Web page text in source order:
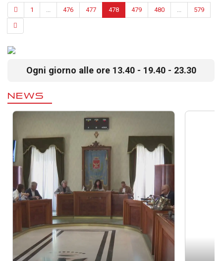
1 476 477 478 479 480 579
Ogni giorno alle ore 13.40 - 19.40 - 23.30
NEWS